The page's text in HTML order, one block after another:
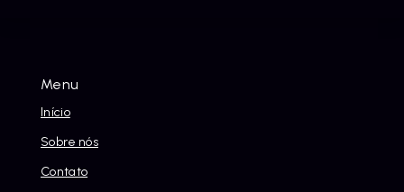
Menu
Início
Sobre nós
Contato